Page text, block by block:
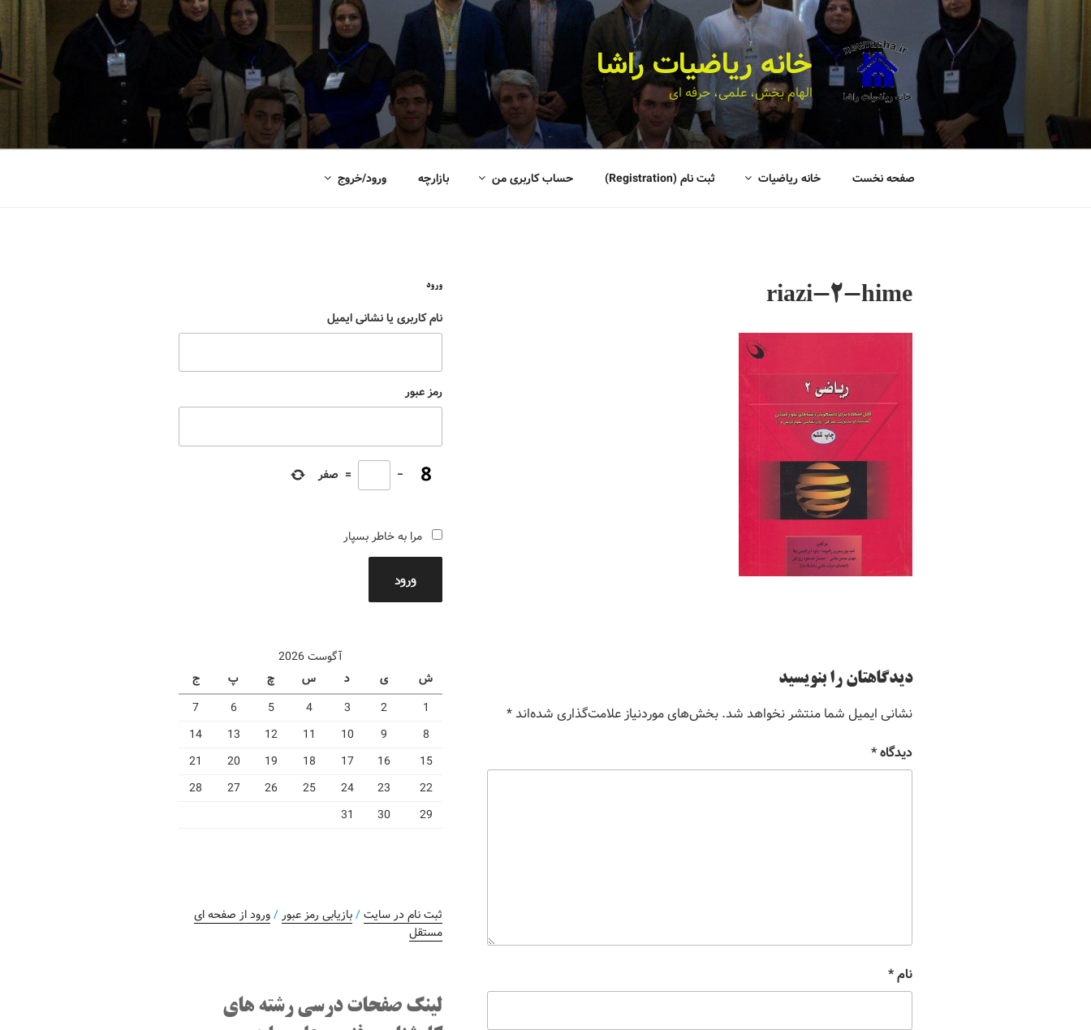
خانه ریاضیات راشا
الهام بخش، علمی، حرفه ای
صفحه نخست خانه ریاضیات ثبت نام (Registration) حساب کاربری من بازارچه ورود/خروج
riazi-2-hime
دیدگاهتان را بنویسید
نشانی ایمیل شما منتشر نخواهد شد. بخش‌های موردنیاز علامت‌گذاری شده‌اند*
دیدگاه*
نام*
ورود
نام کاربری یا نشانی ایمیل
رمز عبور
−
= صفر
مرا به خاطر بسپار
ورود
آگوست 2026
ش
ی د س چ پ
ج
1
2
3
4
5
6
7
8
9
10
11
12
13
14
15
16
17
18
19
20
21
22
23
24
25
26
27
28
29
30
31
ثبت نام در سایت/بازیابی رمز عبور /ورود از صفحه ای
مستقل
لینک صفحات درسی رشته های